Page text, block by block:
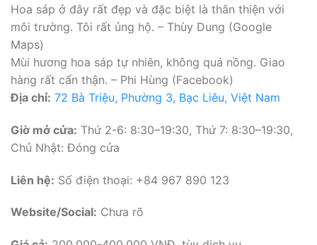
Hoa sáp ở đây rất đẹp và đặc biệt là thân thiện với
môi trường. Tôi rất ủng hộ. – Thùy Dung (Google
Maps)
Mùi hương hoa sáp tự nhiên, không quá nồng. Giao
hàng rất cẩn thận. – Phi Hùng (Facebook)
Địa chỉ: 72 Bà Triệu, Phường 3, Bạc Liêu, Việt Nam
Giờ mở cửa: Thứ 2-6: 8:30–19:30, Thứ 7: 8:30–19:30,
Chủ Nhật: Đóng cửa
Liên hệ: Số điện thoại: +84 967 890 123
Website/Social: Chưa rõ